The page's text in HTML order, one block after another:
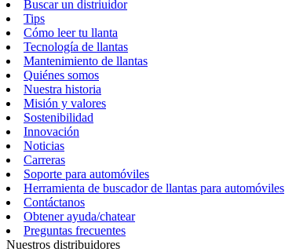
Buscar un distriuidor
Tips
Cómo leer tu llanta
Tecnología de llantas
Mantenimiento de llantas
Quiénes somos
Nuestra historia
Misión y valores
Sostenibilidad
Innovación
Noticias
Carreras
Soporte para automóviles
Herramienta de buscador de llantas para automóviles
Contáctanos
Obtener ayuda/chatear
Preguntas frecuentes
Nuestros distribuidores